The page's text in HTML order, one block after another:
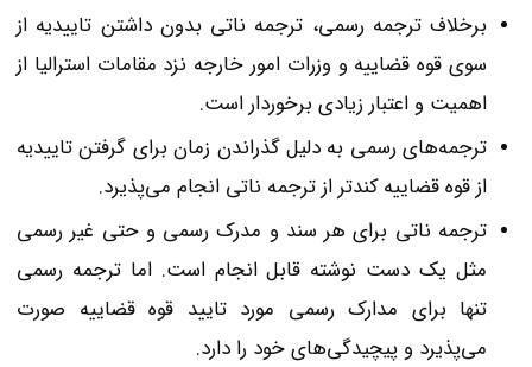
برخلاف ترجمه رسمی، ترجمه ناتی بدون داشتن تاییدیه از
سوی قوه قضاییه و وزرات امور خارجه نزد مقامات استرالیا از
اهمیت و اعتبار زیادی برخوردار است.
ترجمه‌های رسمی به دلیل گذراندن زمان برای گرفتن تاییدیه
از قوه قضاییه کندتر از ترجمه ناتی انجام می‌پذیرد.
ترجمه ناتی برای هر سند و مدرک رسمی و حتی غیر رسمی
مثل یک دست‌ نوشته قابل انجام است. اما ترجمه رسمی
تنها برای مدارک رسمی مورد تایید قوه قضاییه صورت
می‌پذیرد و پیچیدگی‌های خود را دارد.